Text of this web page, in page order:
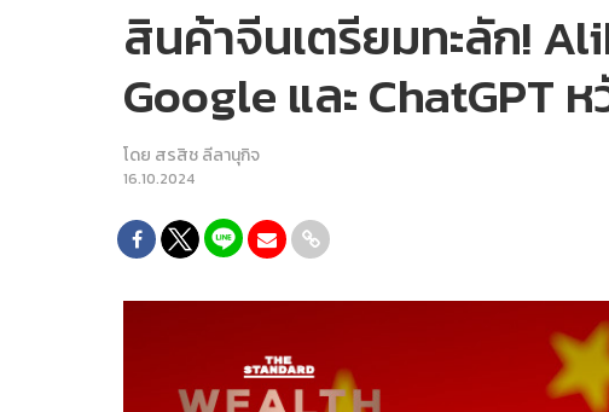
สินค้าจีนเตรียมทะลัก!
Google และ
โดย สรสิช ลีลานุกิจ
16.10.2024